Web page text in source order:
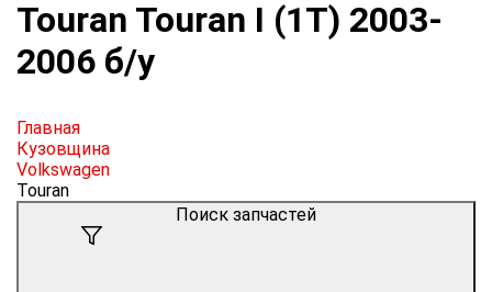
Touran Touran I (1T) 2003-
2006 б/у
Главная
Кузовщина
Volkswagen
Touran
Поиск запчастей